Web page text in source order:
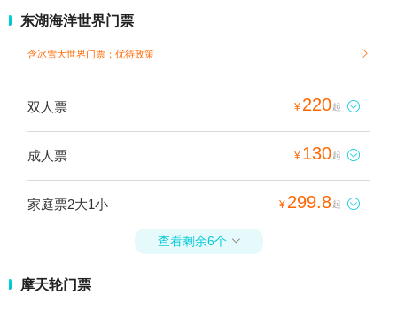
东湖海洋世界门票
含冰雪大世界门票； 优待政策 
双人票 ¥ 220起 
成人票 ¥ 130起 
家庭票2大1小 ¥ 299.8起 
查看剩余6个 
摩天轮门票